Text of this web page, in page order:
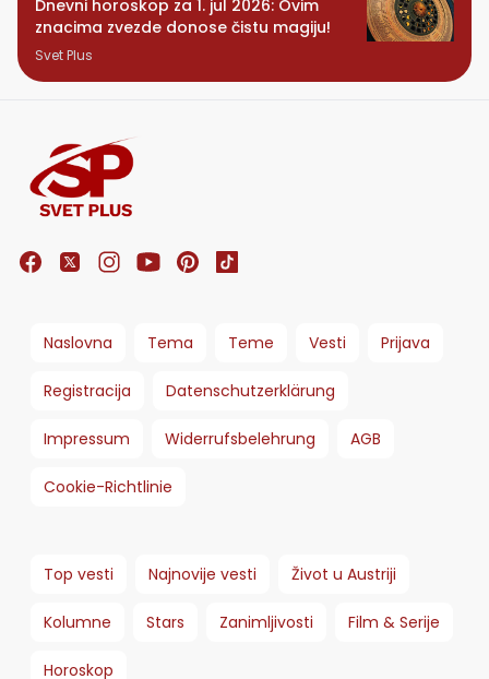
Dnevni horoskop za 1. jul 2026: Ovim
znacima zvezde donose čistu magiju!
Svet Plus
Naslovna Tema Teme Vesti Prijava
Registracija Datenschutzerklärung
Impressum Widerrufsbelehrung AGB
Cookie-Richtlinie
Top vesti Najnovije vesti Život u Austriji
Kolumne Stars Zanimljivosti Film & Serije
Horoskop